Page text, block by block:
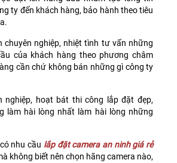
ty đến khách hàng, bảo hành theo tiêu
chuyên nghiệp, nhiệt tình tư vấn những
của khách hàng theo phương châm
cần chứ không bán những gì công ty
nghiệp, hoạt bát thi công lắp đặt đẹp,
làm hài lòng nhất làm hài lòng những
nhu cầu lắp đặt camera an ninh giá rẻ
không biết nên chọn hãng camera nào,